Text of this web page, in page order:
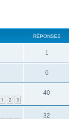
RÉPONSES
1
0
1 2 3
40
32